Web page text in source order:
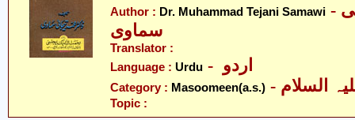
Author : Dr. Muhammad Tejani Samawi - ڈاکٹر محمّد تجانی
سماوی
Translator :
Language : Urdu
Category : Masoomeen(a.s.)
Topic :